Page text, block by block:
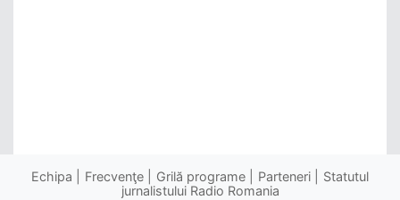
Echipa Frecvenţe Grilă programe Parteneri
Statutul
jurnalistului Radio Romania